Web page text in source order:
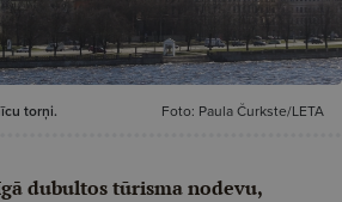
torņi. Foto: Paula Čurkste/LETA
dubultos tūrisma nodevu,